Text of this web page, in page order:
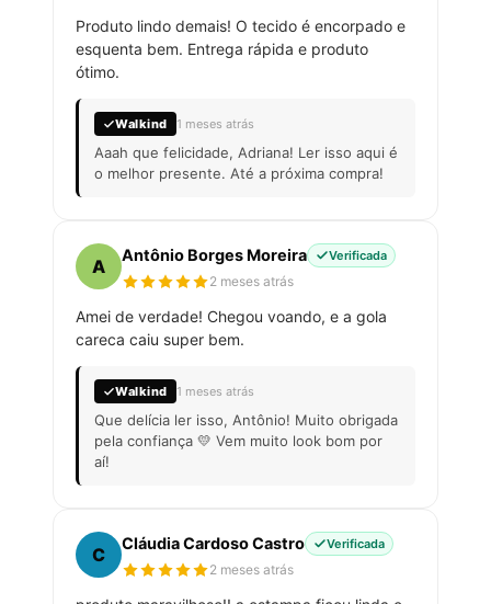
Produto lindo demais! O tecido é encorpado e
esquenta bem. Entrega rápida e produto
ótimo.
Walkind 1 meses atrás
Aaah que felicidade, Adriana! Ler isso aqui é
o melhor presente. Até a próxima compra!
A
Antônio Borges Moreira Verificada
2 meses atrás
Amei de verdade! Chegou voando, e a gola
careca caiu super bem.
Walkind 1 meses atrás
Que delícia ler isso, Antônio! Muito obrigada
pela confiança 💛 Vem muito look bom por
aí!
C
Cláudia Cardoso Castro Verificada
2 meses atrás